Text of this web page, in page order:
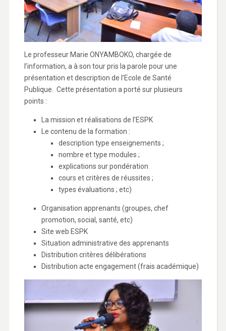
Le professeur Marie ONYAMBOKO, chargée de
l’information, a à son tour pris la parole pour une
présentation et description de l’Ecole de Santé
Publique. Cette présentation a porté sur plusieurs
points :
La mission et réalisations de l’ESPK
Le contenu de la formation :
description type enseignements ;
nombre et type modules ;
explications sur pondération
cours et critères de réussites ;
types évaluations ; etc)
Organisation apprenants (groupes, chef
promotion, social, santé, etc)
Site web ESPK
Situation administrative des apprenants
Distribution critères délibérations
Distribution acte engagement (frais académique)